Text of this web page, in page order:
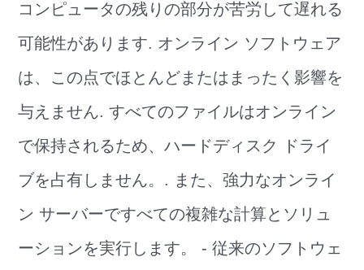
コンピュータの残りの部分が苦労して遅れる
可能性があります. オンライン ソフトウェア
は、この点でほとんどまたはまったく影響を
与えません. すべてのファイルはオンライン
で保持されるため、ハードディスク ドライ
ブを占有しません。. また、強力なオンライ
ン サーバーですべての複雑な計算とソリュ
ーションを実行します。 - 従来のソフトウェ